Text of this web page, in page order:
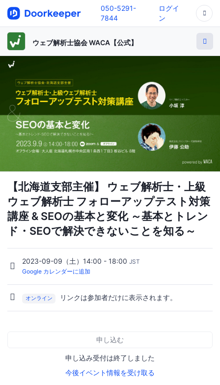
050-5291-
7844
ログイ
ン
ウェブ解析士協会 WACA【公式】
【北海道支部主催】 ウェブ解析士・上級
ウェブ解析士 フォローアップテスト対策
講座 & SEOの基本と変化 ～基本とトレン
ド・SEOで解決できないことを知る～
2023-09-09（土）14:00 - 18:00 JST
Google カレンダーに追加
オンライン リンクは参加者だけに表示されます。
申し込む
申し込み受付は終了しました
今後イベント情報を受け取る